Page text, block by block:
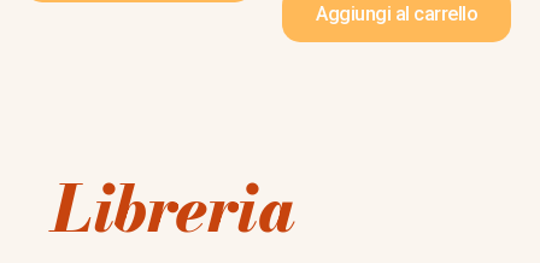
Aggiungi al carrello
Libreria